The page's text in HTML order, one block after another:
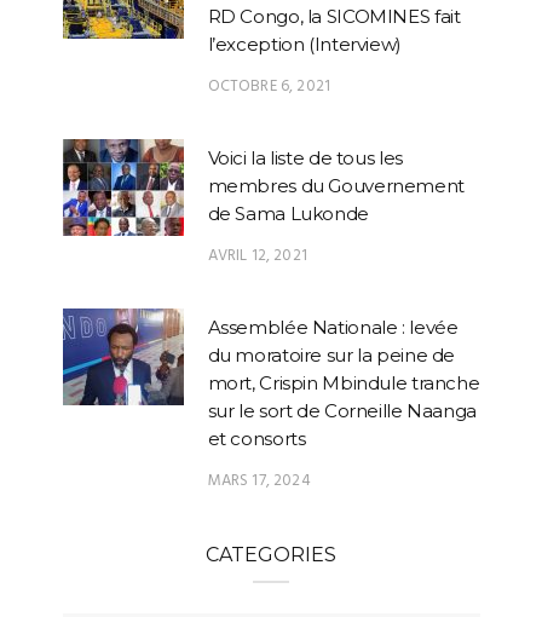
RD Congo, la SICOMINES fait
l’exception (Interview)
OCTOBRE 6, 2021
Voici la liste de tous les
membres du Gouvernement
de Sama Lukonde
AVRIL 12, 2021
Assemblée Nationale : levée
du moratoire sur la peine de
mort, Crispin Mbindule tranche
sur le sort de Corneille Naanga
et consorts
MARS 17, 2024
CATEGORIES